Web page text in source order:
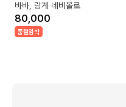
바바, 랑게 네비올로
80,000
품절임박